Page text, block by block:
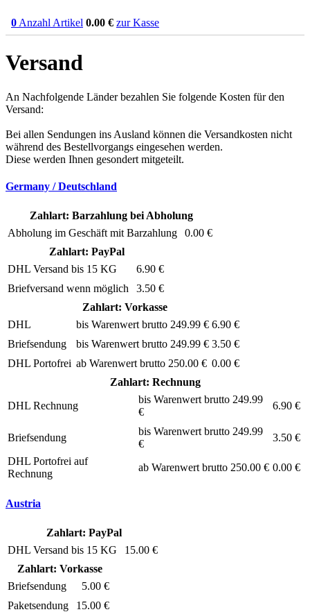
0 Anzahl Artikel 0.00 € zur Kasse
Versand
An Nachfolgende Länder bezahlen Sie folgende Kosten für den
Versand:
Bei allen Sendungen ins Ausland können die Versandkosten nicht
während des Bestellvorgangs eingesehen werden.
Diese werden Ihnen gesondert mitgeteilt.
Germany / Deutschland
Zahlart: Barzahlung bei Abholung
Abholung im Geschäft mit Barzahlung
0.00 €
Zahlart: PayPal
DHL Versand bis 15 KG
6.90 €
Briefversand wenn möglich
3.50 €
Zahlart: Vorkasse
DHL
bis Warenwert brutto 249.99 € 6.90 €
Briefsendung
bis Warenwert brutto 249.99 € 3.50 €
DHL Portofrei ab Warenwert brutto 250.00 € 0.00 €
Zahlart: Rechnung
DHL Rechnung
bis Warenwert brutto 249.99
€
6.90 €
Briefsendung
bis Warenwert brutto 249.99
€
3.50 €
DHL Portofrei auf
Rechnung
ab Warenwert brutto 250.00 € 0.00 €
Austria
Zahlart: PayPal
DHL Versand bis 15 KG
15.00 €
Zahlart: Vorkasse
Briefsendung
5.00 €
Paketsendung
15.00 €